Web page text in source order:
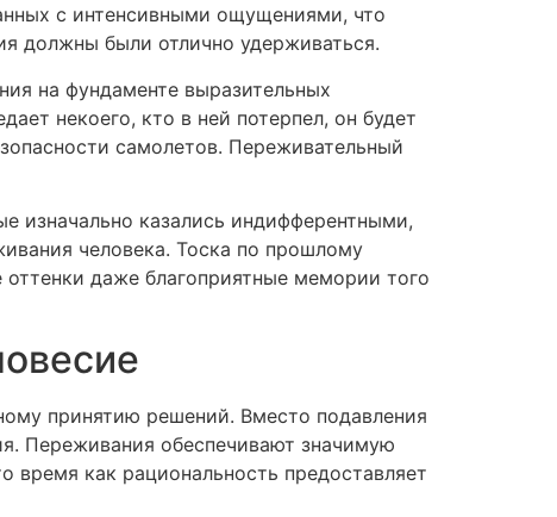
с интенсивными ощущениями, что
должны были отлично удерживаться.
на фундаменте выразительных
некоего, кто в ней потерпел, он будет
самолетов. Переживательный
изначально казались индифферентными,
человека. Тоска по прошлому
даже благоприятные мемории того
принятию решений. Вместо подавления
Переживания обеспечивают значимую
время как рациональность предоставляет